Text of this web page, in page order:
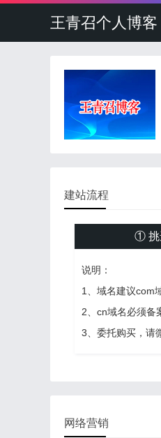
王青召个人博客
建站流程
① 挑
说明：
1、域名建议com
2、cn域名必须备
3、委托购买，请
网络营销